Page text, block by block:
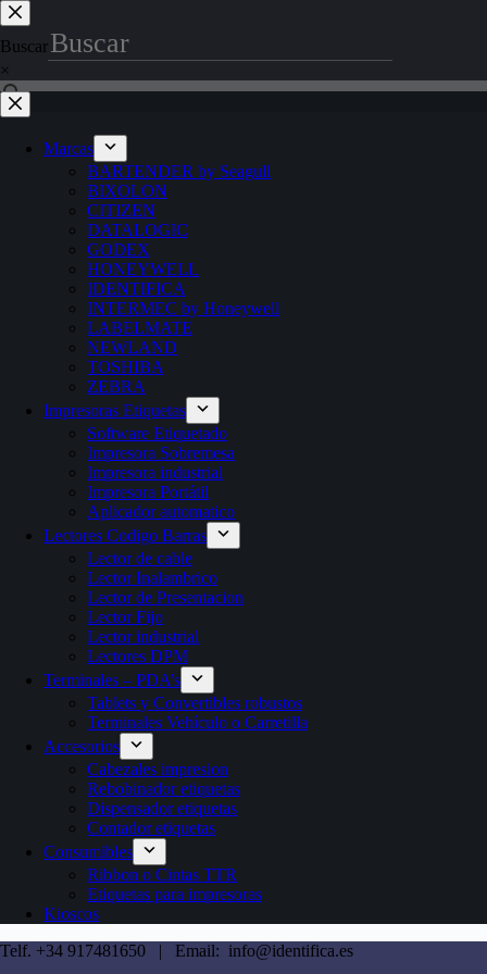
Saltar
al
contenido
Buscar
×
Marcas
BARTENDER by Seagull
BIXOLON
CITIZEN
DATALOGIC
GODEX
HONEYWELL
IDENTIFICA
INTERMEC by Honeywell
LABELMATE
NEWLAND
TOSHIBA
ZEBRA
Impresoras Etiquetas
Software Etiquetado
Impresora Sobremesa
Impresora industrial
Impresora Portátil
Aplicador automatico
Lectores Codigo Barras
Lector de cable
Lector Inalambrico
Lector de Presentacion
Lector Fijo
Lector industrial
Lectores DPM
Terminales – PDA’s
Tablets y Convertibles robustos
Terminales Vehículo o Carretilla
Accesorios
Cabezales impresion
Rebobinador etiquetas
Dispensador etiquetas
Contador etiquetas
Consumibles
Ribbon o Cintas TTR
Etiquetas para impresoras
Kioscos
Telf. +34 917481650 | Email: info@identifica.es